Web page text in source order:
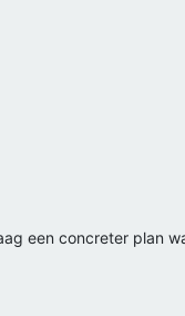
een concreter plan